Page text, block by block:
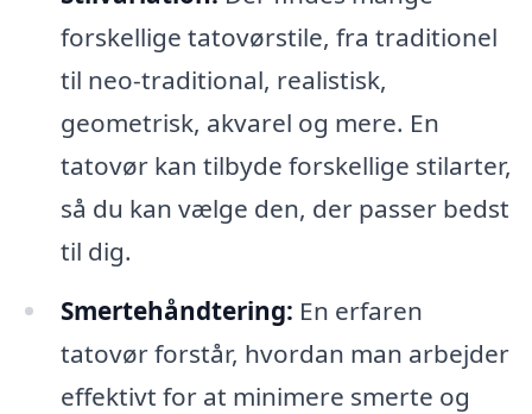
forskellige tatovørstile, fra traditionel
til neo-traditional, realistisk,
geometrisk, akvarel og mere. En
tatovør kan tilbyde forskellige stilarter,
så du kan vælge den, der passer bedst
til dig.
Smertehåndtering: En erfaren
tatovør forstår, hvordan man arbejder
effektivt for at minimere smerte og